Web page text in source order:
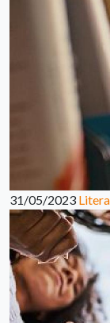
31/05/2023